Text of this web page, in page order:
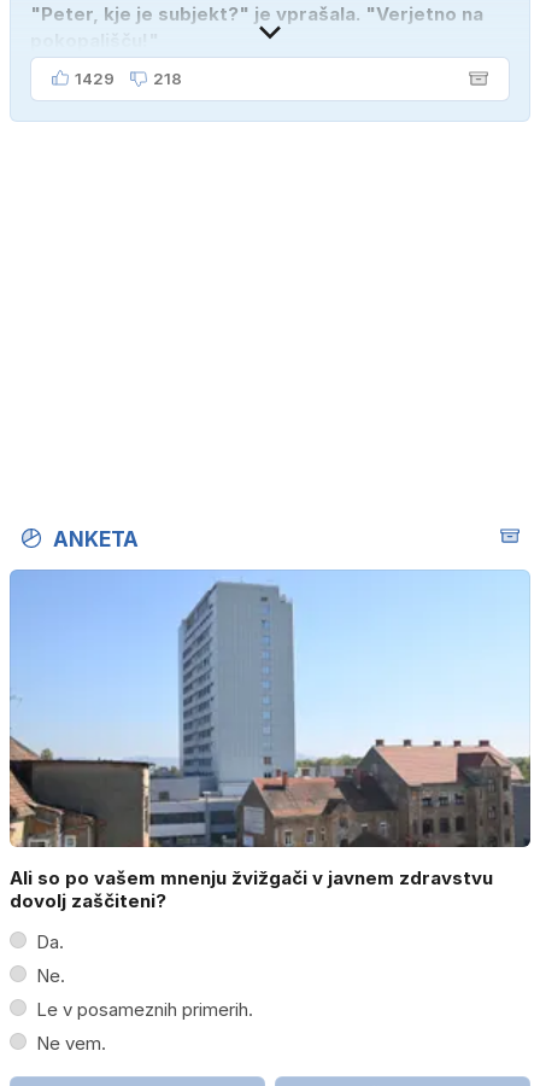
"Peter, kje je subjekt?" je vprašala. "Verjetno na
1429 218
ANKETA
Ali so po vašem mnenju žvižgači v javnem zdravstvu
dovolj zaščiteni?
Da.
Ne.
Le v posameznih primerih.
Ne vem.